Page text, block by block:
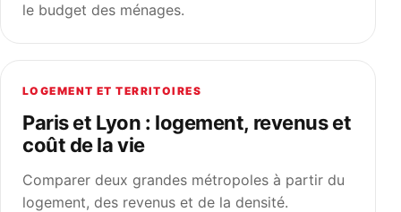
le budget des ménages.
LOGEMENT ET TERRITOIRES
Paris et Lyon : logement, revenus et
coût de la vie
Comparer deux grandes métropoles à partir du
logement, des revenus et de la densité.